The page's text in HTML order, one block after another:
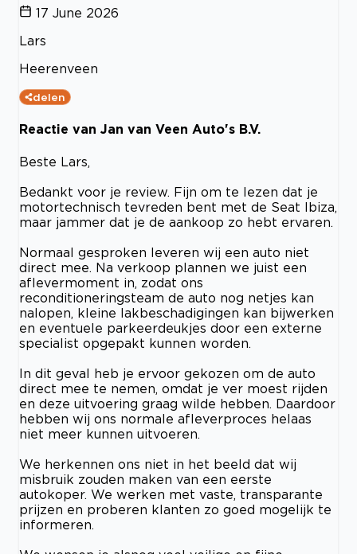
17 June 2026
Lars
Heerenveen
delen
Reactie van Jan van Veen Auto's B.V.
Beste Lars,
Bedankt voor je review. Fijn om te lezen dat je
motortechnisch tevreden bent met de Seat Ibiza,
maar jammer dat je de aankoop zo hebt ervaren.
Normaal gesproken leveren wij een auto niet
direct mee. Na verkoop plannen we juist een
aflevermoment in, zodat ons
reconditioneringsteam de auto nog netjes kan
nalopen, kleine lakbeschadigingen kan bijwerken
en eventuele parkeerdeukjes door een externe
specialist opgepakt kunnen worden.
In dit geval heb je ervoor gekozen om de auto
direct mee te nemen, omdat je ver moest rijden
en deze uitvoering graag wilde hebben. Daardoor
hebben wij ons normale afleverproces helaas
niet meer kunnen uitvoeren.
We herkennen ons niet in het beeld dat wij
misbruik zouden maken van een eerste
autokoper. We werken met vaste, transparante
prijzen en proberen klanten zo goed mogelijk te
informeren.